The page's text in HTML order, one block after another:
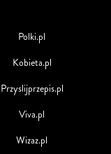
Polki.pl
Kobieta.pl
Przyslijprzepis.pl
Viva.pl
Wizaz.pl